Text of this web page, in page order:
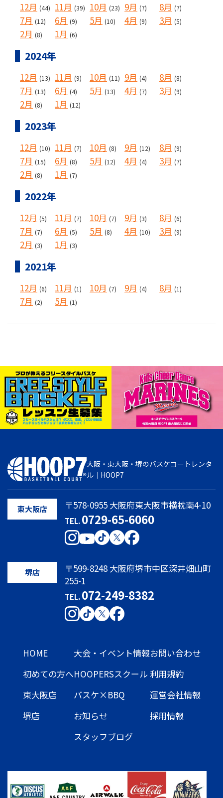
12月 (44) 11月 (39) 10月 (23) 9月 (7) 8月 (7)
7月 (12) 6月 (9) 5月 (10) 4月 (9) 3月 (5)
2月 (8) 1月 (6)
2024年
12月 (13) 11月 (9) 10月 (11) 9月 (4) 8月 (8)
7月 (13) 6月 (4) 5月 (13) 4月 (7) 3月 (9)
2月 (8) 1月 (12)
2023年
12月 (10) 11月 (7) 10月 (8) 9月 (12) 8月 (9)
7月 (15) 6月 (8) 5月 (12) 4月 (4) 3月 (7)
2月 (8) 1月 (7)
2022年
12月 (5) 11月 (7) 10月 (7) 9月 (3) 8月 (6)
7月 (7) 6月 (5) 5月 (8) 4月 (10) 3月 (9)
2月 (3) 1月 (3)
2021年
12月 (6) 11月 (1) 10月 (7) 9月 (4) 8月 (1)
7月 (2) 5月 (1)
大阪・東大阪・堺のバスケコートレンタ
ル｜HOOP7
東大阪店 〒578-0955 大阪府東大阪市横枕南4-10
TEL.0729-65-6060
堺店
〒599-8248 大阪府堺市中区深井畑山町
255-1
TEL.072-249-8382
HOME
初めての方へ
東大阪店
堺店
大会・イベント情報
HOOPERSスクール
バスケ×BBQ
お知らせ
スタッフブログ
お問い合わせ
利用規約
運営会社情報
採用情報